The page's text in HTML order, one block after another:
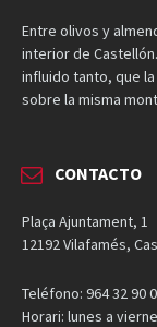
Entre olivos y
interior de
influido tanto, que
sobre la misma
CONTACTO
Plaça Ajuntament, 1
12192 Vilafamés,
Teléfono: 964 32 90
Horari: lunes a